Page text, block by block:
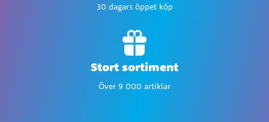
30 dagars öppet köp
Stort sortiment
Över 9 000 artiklar